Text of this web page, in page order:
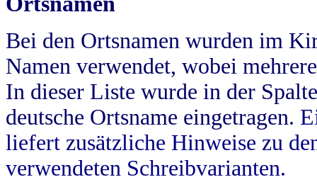
Bei den Ortsnamen wurden im
Namen verwendet, wobei
In dieser Liste wurde in der
deutsche Ortsname eingetragen.
liefert zusätzliche Hinweise zu
verwendeten Schreibvarianten.